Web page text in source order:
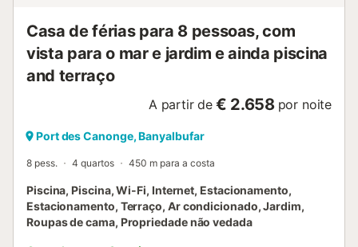
Regras de aluguer As crianças devem ser supervisionadas
por u...
Casa de férias para 8 pessoas, com
vista para o mar e jardim e ainda piscina
and terraço
A partir de € 2.658 por noite
Port des Canonge, Banyalbufar
8 pess. 4 quartos 450 m para a costa
Piscina, Piscina, Wi-Fi, Internet, Estacionamento,
Estacionamento, Terraço, Ar condicionado, Jardim,
Roupas de cama, Propriedade não vedada